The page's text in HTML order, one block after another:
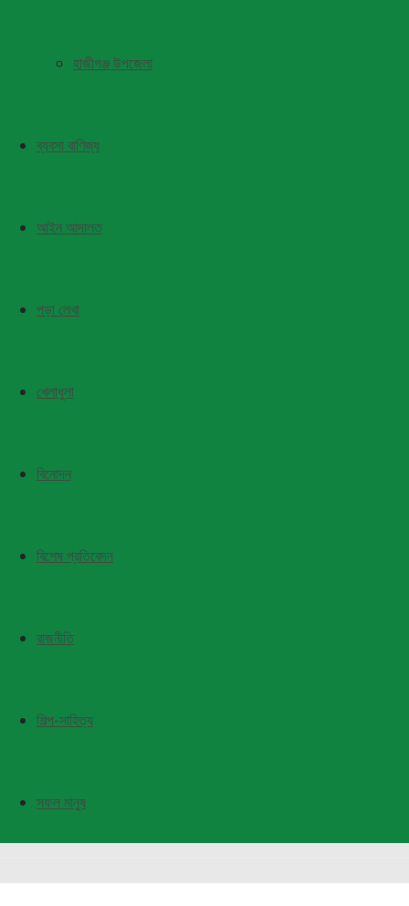
হাজীগঞ্জ উপজেলা
ব্যবসা বাণিজ্য
আইন আদালত
পড়া লেখা
খেলাধুলা
বিনোদন
বিশেষ প্রতিবেদন
রাজনীতি
শিল্প-সাহিত্য
সফল মানুষ